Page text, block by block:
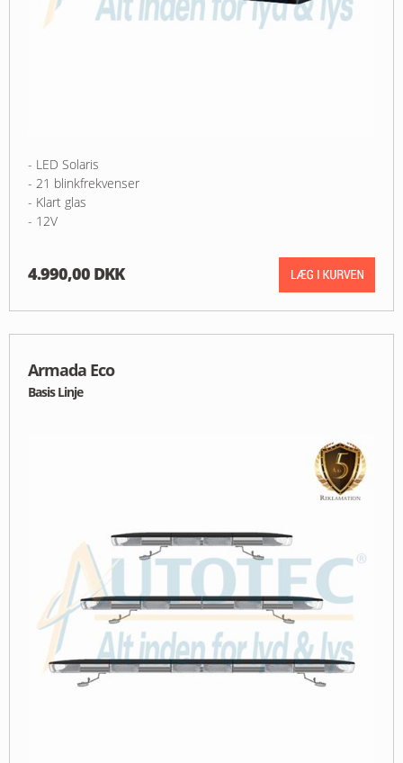
- LED Solaris
- 21 blinkfrekvenser
- Klart glas
- 12V
4.990,00 DKK
Armada Eco
Basis Linje